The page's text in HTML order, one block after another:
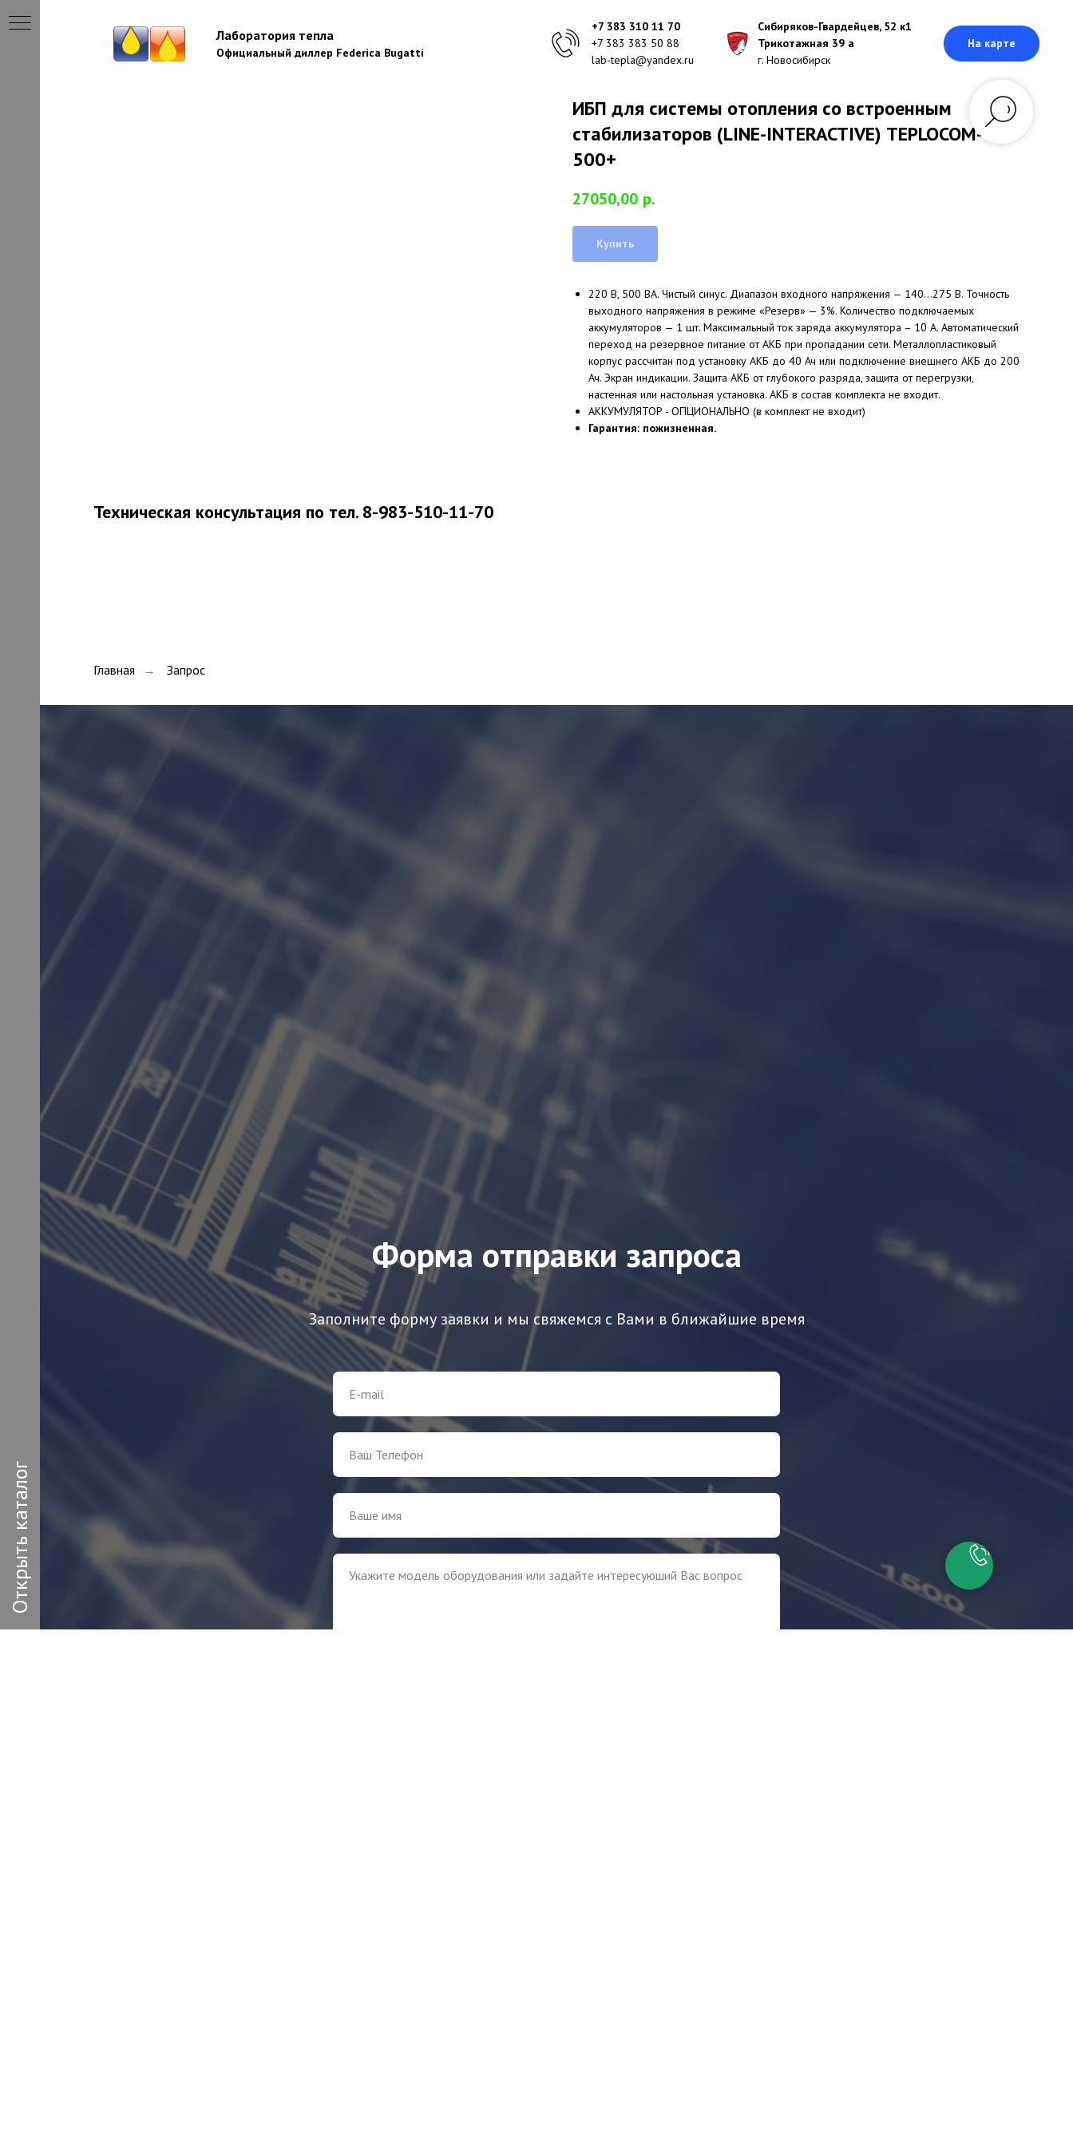
Лаборатория тепла
Официальный диллер Federica Bugatti
+7 383 310 11 70
+7 383 383 50 88
lab-tepla@yandex.ru
Сибиряков-Гвардейцев, 52 к1
Трикотажная 39 а
г. Новосибирск
На карте
Открыть каталог
ИБП для системы отопления со встроенным
стабилизаторов (LINE-INTERACTIVE) TEPLOCOM-
500+
27050,00 р.
Купить
220 В, 500 ВА. Чистый синус. Диапазон входного напряжения — 140...275 В. Точность
выходного напряжения в режиме «Резерв» — 3%. Количество подключаемых
аккумуляторов — 1 шт. Максимальный ток заряда аккумулятора – 10 А. Автоматический
переход на резервное питание от АКБ при пропадании сети. Металлопластиковый
корпус рассчитан под установку АКБ до 40 Ач или подключение внешнего АКБ до 200
Ач. Экран индикации. Защита АКБ от глубокого разряда, защита от перегрузки,
настенная или настольная установка. АКБ в состав комплекта не входит.
АККУМУЛЯТОР - ОПЦИОНАЛЬНО (в комплект не входит)
Гарантия: пожизненная.
Техническая консультация по тел. 8-983-510-11-70
Главная → Запрос
Форма отправки запроса
Заполните форму заявки и мы свяжемся с Вами в ближайшие время